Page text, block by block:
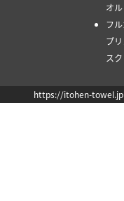
オル
フ
プ
スク
https://itohen-towel.jp